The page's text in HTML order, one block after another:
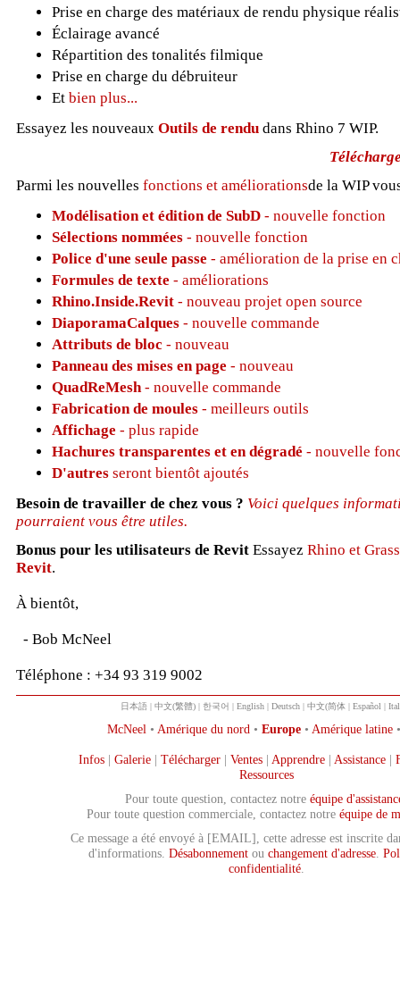
Prise en charge des matériaux de rendu physique
Éclairage avancé
Répartition des tonalités filmique
Prise en charge du débruiteur
Et bien plus...
Essayez les nouveaux Outils de rendu dans Rhino 7 WIP.
Parmi les nouvelles fonctions et améliorationsde la WIP
Modélisation et édition de SubD - nouvelle fonction
Sélections nommées - nouvelle fonction
Police d'une seule passe - amélioration de la prise en
Formules de texte - améliorations
Rhino.Inside.Revit - nouveau projet open source
DiaporamaCalques - nouvelle commande
Attributs de bloc - nouveau
Panneau des mises en page - nouveau
QuadReMesh- nouvelle commande
Fabrication de moules - meilleurs outils
Affichage - plus rapide
Hachures transparentes et en dégradé - nouvelle
D'autres seront bientôt ajoutés
Besoin de travailler de chez vous ? Voici quelques
pourraient vous être utiles.
Bonus pour les utilisateurs de Revit Essayez Rhino et
Revit.
À bientôt,
- Bob McNeel
Téléphone : +34 93 319 9002
日本語| 中文(繁體)| 한국어 | English| Deutsch| 中文(简体 | Español |
McNeel • Amérique du nord • Europe• Amérique latine
Infos | Galerie | Télécharger | Ventes | Apprendre | Assistance |
Ressources
Pour toute question, contactez notre équipe
Pour toute question commerciale, contactez notre équipe de
Ce message a été envoyé à [EMAIL], cette adresse est inscrite
d'informations. Désabonnement ou changement d'adresse
confidentialité.